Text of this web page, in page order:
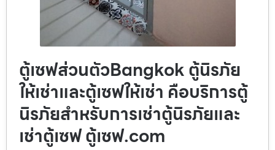
ตู้เซฟส่วนตัวBangkok ตู้นิรภัย
ให้เช่าและตู้เซฟให้เช่า คือบริการตู้
นิรภัยสำหรับการเช่าตู้นิรภัยและ
เช่าตู้เซฟ ตู้เซฟ.com